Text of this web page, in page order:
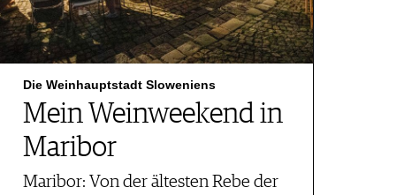
Die Weinhauptstadt Sloweniens
Mein Weinweekend in
Maribor
Maribor: Von der ältesten Rebe der